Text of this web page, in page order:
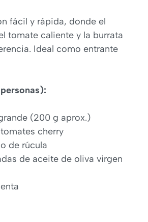
fácil y rápida, donde el
tomate caliente y la burrata
Ideal como entrante
(200 g aprox.)
cherry
de rúcula
de aceite de oliva virgen